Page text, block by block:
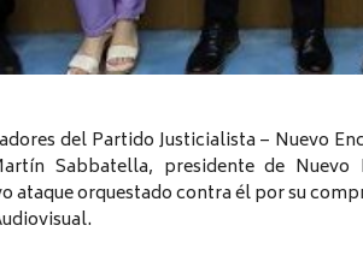
del Partido Justicialista – Nuevo
Sabbatella, presidente de
ataque orquestado contra él por su